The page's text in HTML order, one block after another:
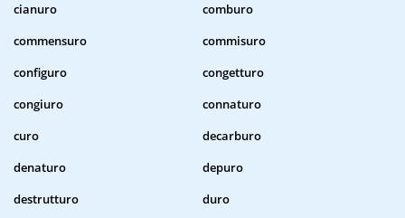
cianuro
comburo
commensuro
commisuro
configuro
congetturo
congiuro
connaturo
curo
decarburo
denaturo
depuro
destrutturo
duro